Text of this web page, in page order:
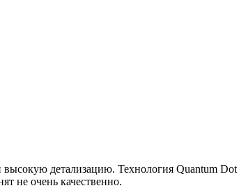
детализацию. Технология Quantum
не очень качественно.